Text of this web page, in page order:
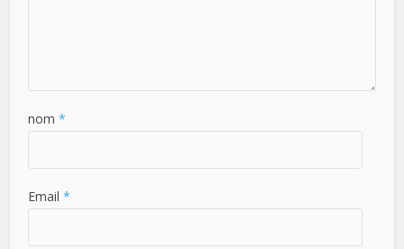
nom *
Email *